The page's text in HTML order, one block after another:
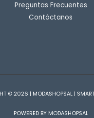
Preguntas Frecuentes
Contáctanos
© 2026 | MODASHOPSAL |
POWERED BY MODASHOPSAL